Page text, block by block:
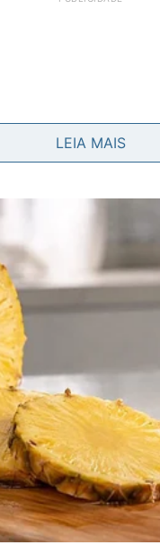
Gilda, Santo André –
LEIA MAIS